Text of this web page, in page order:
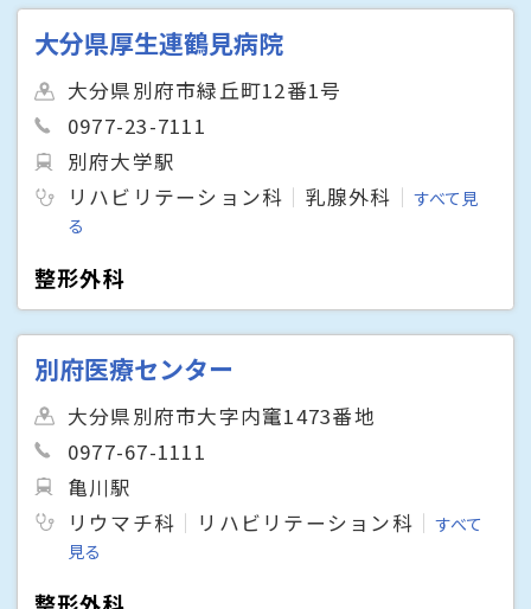
大分県厚生連鶴見病院
大分県別府市緑丘町12番1号
0977-23-7111
別府大学駅
リハビリテーション科
乳腺外科
すべて見
る
整形外科
別府医療センター
大分県別府市大字内竃1473番地
0977-67-1111
亀川駅
リウマチ科
リハビリテーション科
すべて
見る